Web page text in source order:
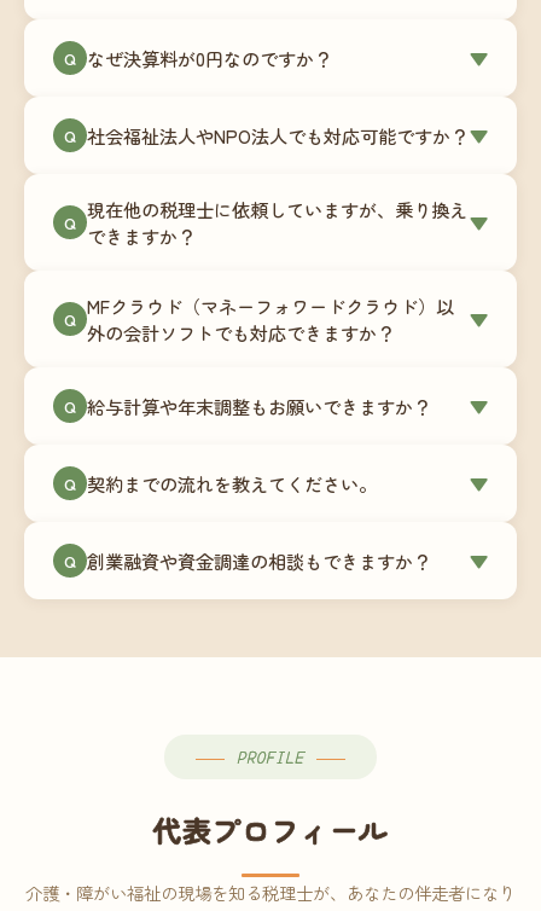
業者さまにご利用いただいています。
180,000円〜）をご用意しています。事業計画の段
談にも対応しています。
Q なぜ決算料が0円なのですか？ ▼
次で進めています。そのため、決算時に追加の作
リプション型の料金体系を実現しています。年間
コストが事前にわかるので、資金繰りの見通しも
Q 社会福祉法人やNPO法人でも対応可能ですか？▼
は営利法人とは会計基準や監査要件が異なるた
め、別途お見積りとなります。まずはお気軽にご
Q 現在他の税理士に依頼していますが、乗り換え
できますか？
▼
ます。前任の税理士事務所との連携や、過去の帳
簿データの移行もお手伝いします。決算期のタイ
での変更も対応可能です。
Q MFクラウド（マネーフォワードクラウド）以
外の会計ソフトでも対応できますか？
▼
供しています。これから会計ソフトを導入される
します。freee・弥生会計等をご利用中の場合は、
Q 給与計算や年末調整もお願いできますか？ ▼
怠集計あり／5名まで）は月額15,000円〜、年末調
す。人数が増える場合は別途お見積りします。
Q 契約までの流れを教えてください。 ▼
（30〜60分）でご事業内容・ご要望のヒアリング
→ ③お見積り・ご契約 → ④MFクラウドの初期設
談から契約まで費用は発生しませんので、お気軽
Q 創業融資や資金調達の相談もできますか？ ▼
PROFILE
代表プロフィール
介護・障がい福祉の現場を知る税理士が、あなたの伴走者になり